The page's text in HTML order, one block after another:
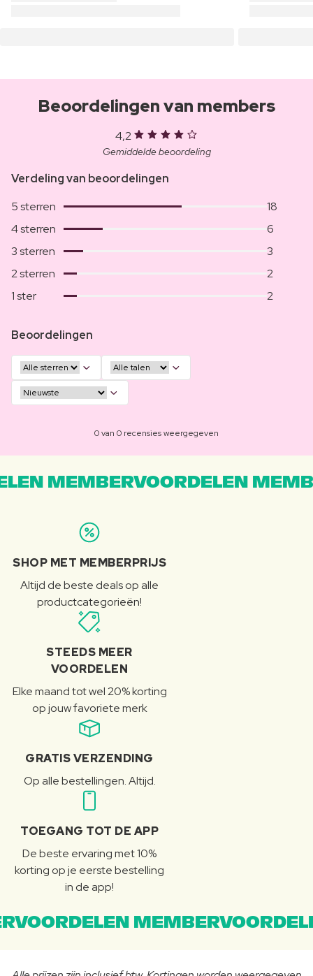
Beoordelingen van members
4,2
Gemiddelde beoordeling
Verdeling van beoordelingen
5 sterren
18
4 sterren
6
3 sterren
3
2 sterren
2
1 ster
2
Beoordelingen
0 van 0 recensies weergegeven
MEMBERVOORDELEN
SHOP MET MEMBERPRIJS
Altijd de beste deals op alle
productcategorieën!
STEEDS MEER
VOORDELEN
Elke maand tot wel 20% korting
op jouw favoriete merk
GRATIS VERZENDING
Op alle bestellingen. Altijd.
TOEGANG TOT DE APP
De beste ervaring met 10%
korting op je eerste bestelling
in de app!